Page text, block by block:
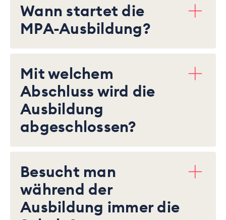
Wann startet die
MPA-Ausbildung?
Mit welchem
Abschluss wird die
Ausbildung
abgeschlossen?
Besucht man
während der
Ausbildung immer die